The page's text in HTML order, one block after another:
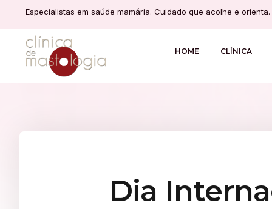
Especialistas em saúde mamária. Cuidado que acolhe e orienta.
HOME CLÍNICA
Dia